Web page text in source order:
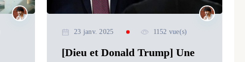
23 janv. 2025 1152 vue(s)
[Dieu et Donald Trump] Une